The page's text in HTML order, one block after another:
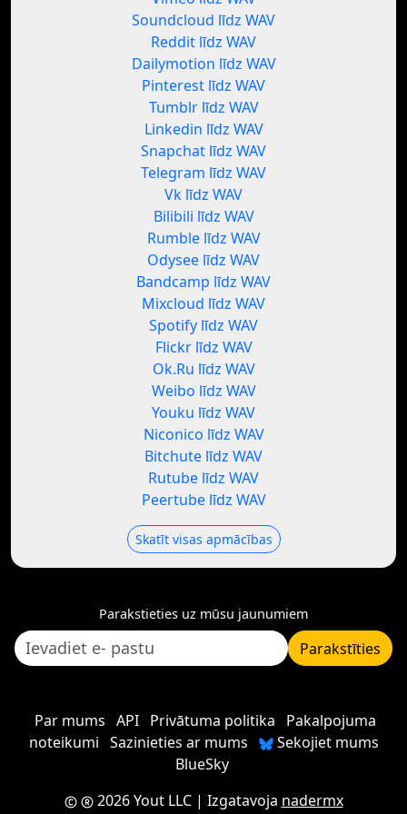
Soundcloud līdz WAV
Reddit līdz WAV
Dailymotion līdz WAV
Pinterest līdz WAV
Tumblr līdz WAV
Linkedin līdz WAV
Snapchat līdz WAV
Telegram līdz WAV
Vk līdz WAV
Bilibili līdz WAV
Rumble līdz WAV
Odysee līdz WAV
Bandcamp līdz WAV
Mixcloud līdz WAV
Spotify līdz WAV
Flickr līdz WAV
Ok.Ru līdz WAV
Weibo līdz WAV
Youku līdz WAV
Niconico līdz WAV
Bitchute līdz WAV
Rutube līdz WAV
Peertube līdz WAV
Skatīt visas apmācības
Parakstieties uz mūsu jaunumiem
Parakstīties
Par mums API Privātuma politika
Pakalpojuma
noteikumi Sazinieties ar mums
Sekojiet mums
BlueSky
2026 Yout LLC| Izgatavoja nadermx